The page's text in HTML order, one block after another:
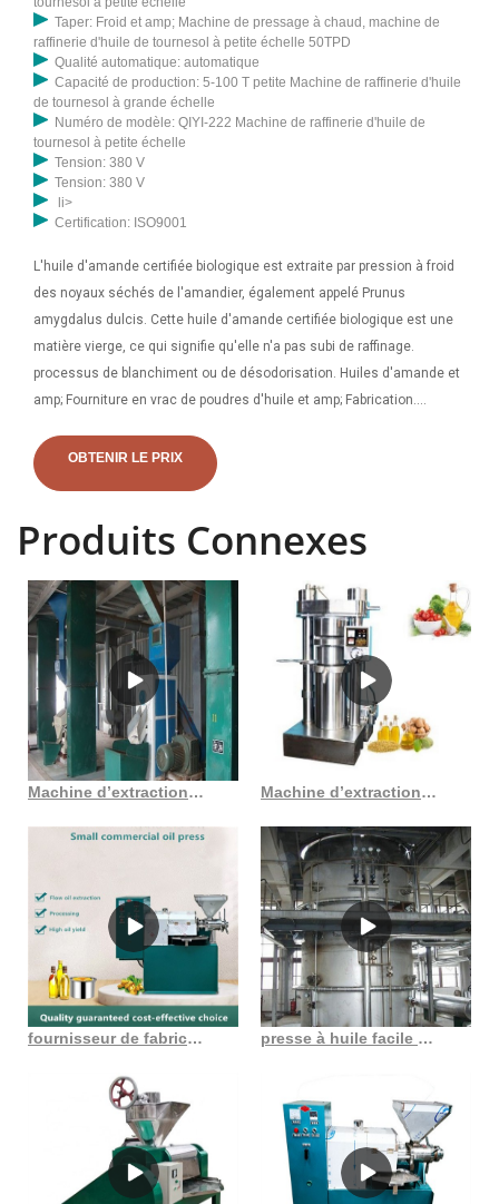
Taper: Froid et amp; Machine de pressage à chaud, machine de
raffinerie d'huile de tournesol à petite échelle 50TPD
Qualité automatique: automatique
Capacité de production: 5-100 T petite Machine de raffinerie d'huile
de tournesol à grande échelle
Numéro de modèle: QIYI-222 Machine de raffinerie d'huile de
tournesol à petite échelle
Tension: 380 V
Tension: 380 V
li>
Certification: ISO9001
L'huile d'amande certifiée biologique est extraite par pression à froid
des noyaux séchés de l'amandier, également appelé Prunus
amygdalus dulcis. Cette huile d'amande certifiée biologique est une
matière vierge, ce qui signifie qu'elle n'a pas subi de raffinage.
processus de blanchiment ou de désodorisation. Huiles d'amande et
amp; Fourniture en vrac de poudres d'huile et amp; Fabrication.
des principaux fabricants, distributeurs et fournisseurs en gros
internationaux de commandes groupées d'huile d'amande et d'huile
créons de l'huile d'amande, des poudres d'huile et des extraits
et de boisson.
OBTENIR LE PRIX
Produits Connexes
Machine d’extraction d’huile de canola à prix d’usine au Sénégal Machine d’extraction d’huile de soja, noix de zambie, 6yl 105 3, pour machine à huile
fournisseur de fabricant de machine d’usine d’huile de son de riz presse à huile facile à utiliser et à entretenir au Congo